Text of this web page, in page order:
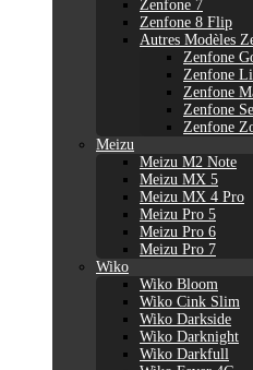
Zenfone 7
Zenfone 8 Flip
Autres Modèles
Zenfone
Zenfone
Zenfone
Zenfone
Zenfone
Meizu
Meizu M2 Note
Meizu MX 5
Meizu MX 4 Pro
Meizu Pro 5
Meizu Pro 6
Meizu Pro 7
Wiko
Wiko Bloom
Wiko Cink Slim
Wiko Darkside
Wiko Darknight
Wiko Darkfull